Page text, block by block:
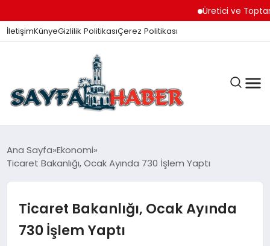
Üretici ve
İletişimKünyeGizlilik PolitikasıÇerez Politikası
ANA SAYFA
İZMIR HABERLERI
Ana Sayfa Ekonomi
Ticaret Bakanlığı, Ocak Ayında 730 İşlem Yaptı
Ticaret Bakanlığı, Ocak Ayında
730 İşlem Yaptı